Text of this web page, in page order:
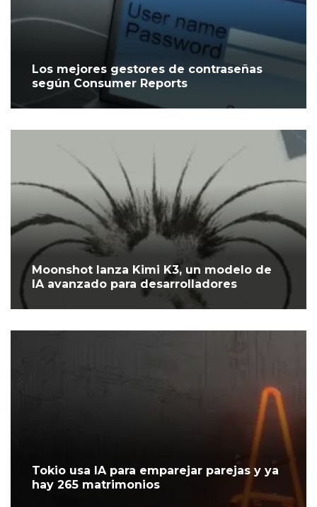
Los mejores gestores de contraseñas
según Consumer Reports
Moonshot lanza Kimi K3, un modelo de
IA avanzado para desarrolladores
Tokio usa IA para emparejar parejas y ya
hay 265 matrimonios